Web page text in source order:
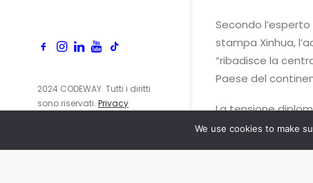
2024 CODEWAY. Tutti i diritti
sono riservati. Privacy
Secondo
stampa Xinhua,
“ribadisce la
Paese del
La tensione
passaggio di
We use cookies to make